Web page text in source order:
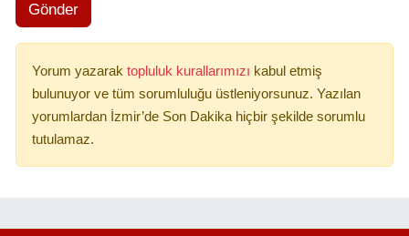
Gönder
Yorum yazarak topluluk kurallarımızı kabul etmiş
bulunuyor ve tüm sorumluluğu üstleniyorsunuz. Yazılan
yorumlardan İzmir’de Son Dakika hiçbir şekilde sorumlu
tutulamaz.